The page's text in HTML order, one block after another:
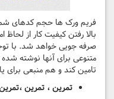
فریم ورک ها حجم کدهای شما
بالا رفتن کیفیت کار از
متنوعی برای آنها نوشته
تامین کند و هم منبعی برای
تمرین ، تمرین